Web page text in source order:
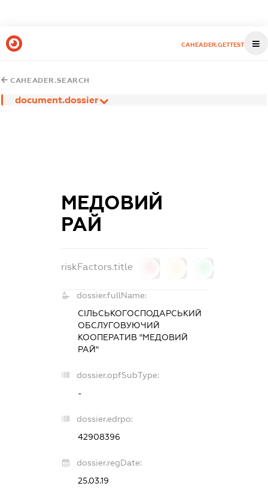
CAHEADER.GETTEST
CAHEADER.SEARCH
document.dossier
МЕДОВИЙ
РАЙ
riskFactors.title
dossier.fullName:
СІЛЬСЬКОГОСПОДАРСЬКИЙ
ОБСЛУГОВУЮЧИЙ
КООПЕРАТИВ "МЕДОВИЙ
РАЙ"
dossier.opfSubType:
-
dossier.edrpo:
42908396
dossier.regDate:
25.03.19